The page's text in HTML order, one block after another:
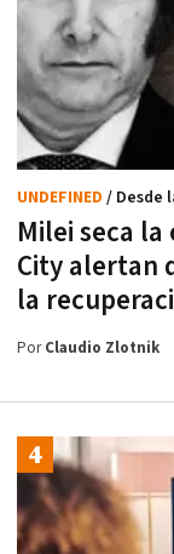
Milei seca la
City alertan
la
UNDEFINED / Desde
PorClaudio Zlotnik